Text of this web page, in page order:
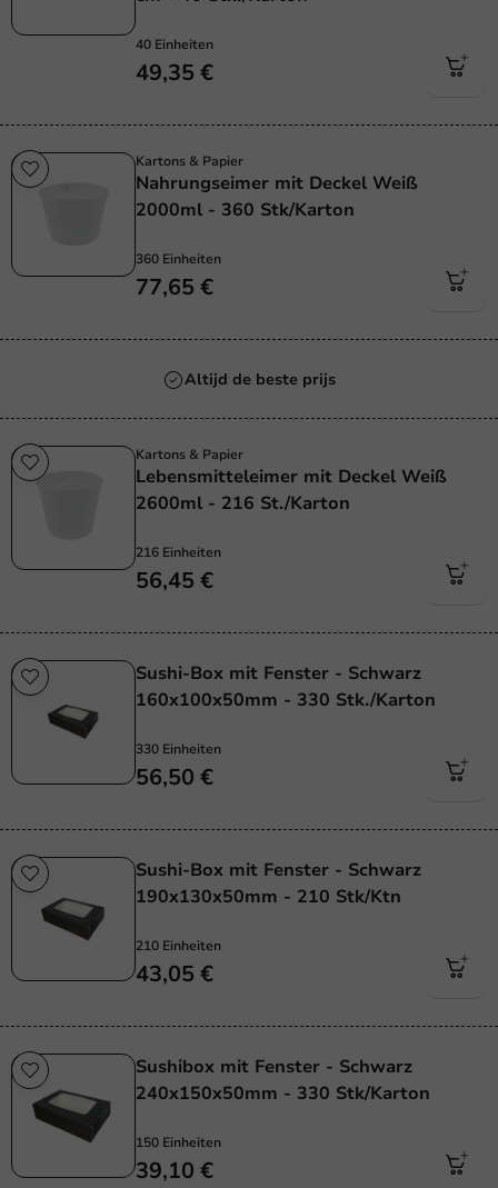
40 Einheiten
49,35 €
Kartons & Papier
Nahrungseimer mit Deckel Weiß
2000ml - 360 Stk/Karton
360 Einheiten
77,65 €
Altijd de beste prijs
Kartons & Papier
Lebensmitteleimer mit Deckel Weiß
2600ml - 216 St./Karton
216 Einheiten
56,45 €
Sushi-Box mit Fenster - Schwarz
160x100x50mm - 330 Stk./Karton
330 Einheiten
56,50 €
Sushi-Box mit Fenster - Schwarz
190x130x50mm - 210 Stk/Ktn
210 Einheiten
43,05 €
Sushibox mit Fenster - Schwarz
240x150x50mm - 330 Stk/Karton
150 Einheiten
39,10 €